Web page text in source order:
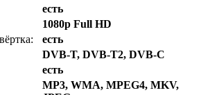
есть
1080p Full HD
есть
DVB-T, DVB-T2, DVB-C
есть
MP3, WMA, MPEG4, MKV,